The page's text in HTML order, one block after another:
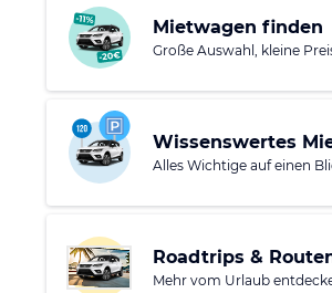
Geführte Wanderungen (natürlich auch
Wattenmeer), Surfen oder
kleine Auswahl der Möglichkeiten, die
Freizeitangebote bieten. Sicher ist auch
warum der durchschnittliche Besucher
Woche auf der Insel aufhält.
Mietwagen finden
Große Auswahl, kleine
Wissenswertes
Alles Wichtige auf einen
Roadtrips &
Mehr vom Urlaub